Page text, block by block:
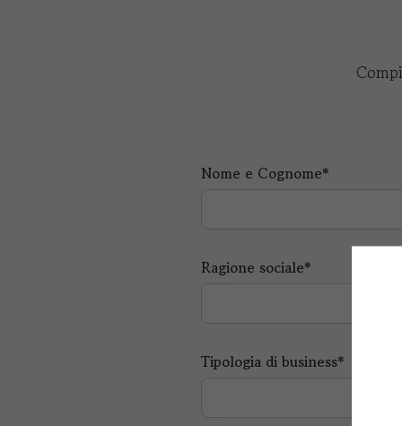
Nome e Cognome*
Ragione sociale*
Tipologia di business*